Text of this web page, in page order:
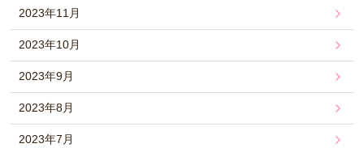
2023年11月
2023年10月
2023年9月
2023年8月
2023年7月